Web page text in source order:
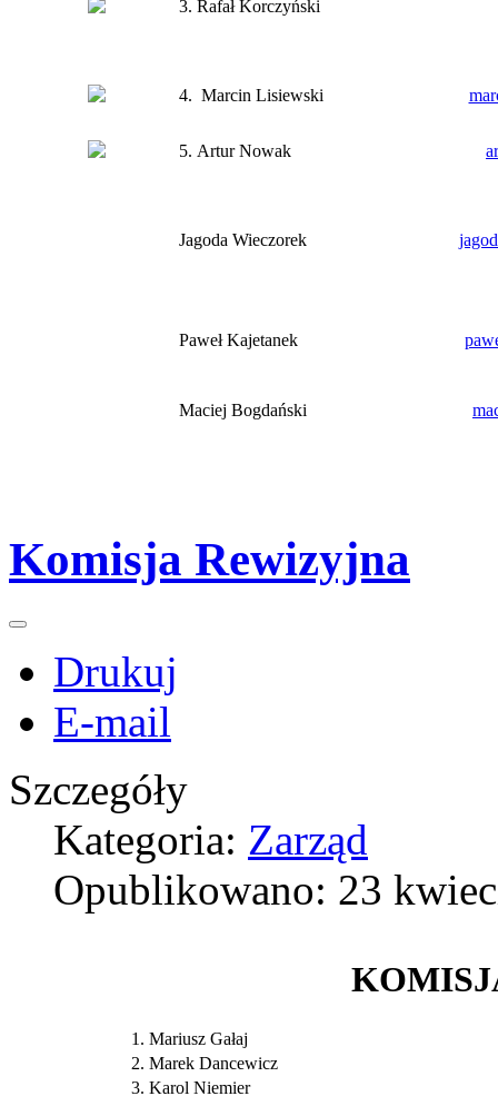
3. Rafał Korczyński
4. Marcin Lisiewski
5. Artur Nowak
Jagoda Wieczorek
Paweł Kajetanek
Maciej Bogdański
Komisja Rewizyjna
Drukuj
E-mail
Szczegóły
Kategoria: Zarząd
Opublikowano: 23
1. Mariusz Gałaj
2. Marek Dancewicz
3. Karol Niemier